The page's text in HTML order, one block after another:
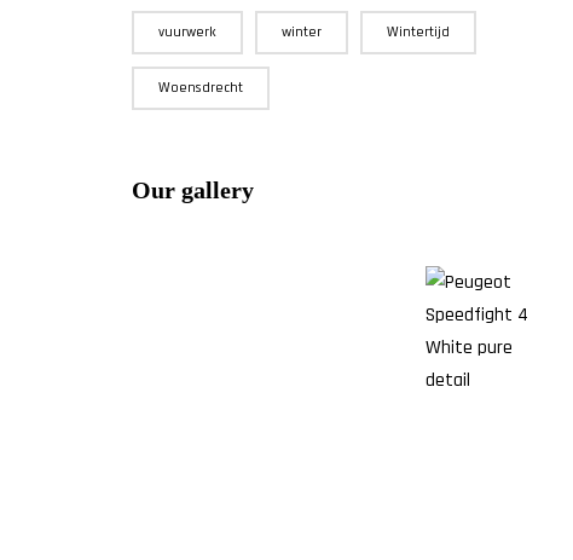
vuurwerk winter Wintertijd
Woensdrecht
Our gallery